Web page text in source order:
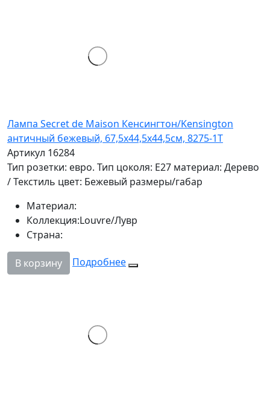
Лампа Secret de Maison Кенсингтон/Kensington
античный бежевый, 67,5х44,5х44,5см, 8275-1T
Артикул 16284
Тип розетки: евро. Тип цоколя: Е27 материал: Дерево
/ Текстиль цвет: Бежевый размеры/габар
Материал:
Коллекция:Louvre/Лувр
Страна:
В корзину Подробнее